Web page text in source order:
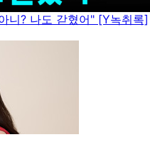
니? 나도 갇혔어" [Y녹취록]